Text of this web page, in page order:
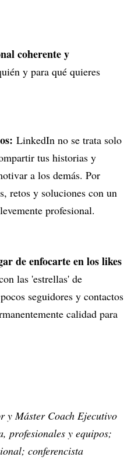
coherente y
y para qué quieres
LinkedIn no se trata solo
tus historias y
a los demás. Por
retos y soluciones con un
profesional.
de enfocarte en los likes
las 'estrellas' de
seguidores y contactos
calidad para
y Máster Coach Ejecutivo
profesionales y equipos;
conferencista